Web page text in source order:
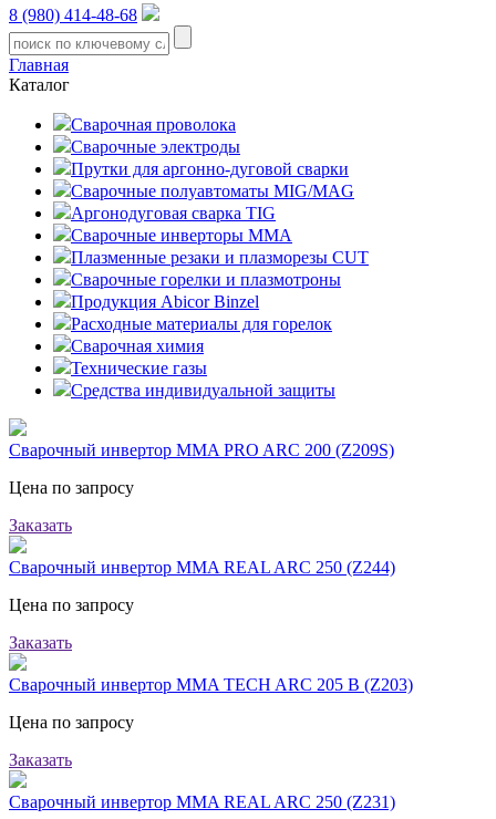
8 (980) 414-48-68
Главная
Каталог
Сварочная проволока
Сварочные электроды
Прутки для аргонно-дуговой сварки
Сварочные полуавтоматы MIG/MAG
Аргонодуговая сварка TIG
Сварочные инверторы MMA
Плазменные резаки и плазморезы CUT
Сварочные горелки и плазмотроны
Продукция Abicor Binzel
Расходные материалы для горелок
Сварочная химия
Технические газы
Средства индивидуальной защиты
Сварочный инвертор MMA PRO ARC 200 (Z209S)
Цена по запросу
Заказать
Сварочный инвертор MMA REAL ARC 250 (Z244)
Цена по запросу
Заказать
Сварочный инвертор MMA TECH ARC 205 B (Z203)
Цена по запросу
Заказать
Сварочный инвертор MMA REAL ARC 250 (Z231)